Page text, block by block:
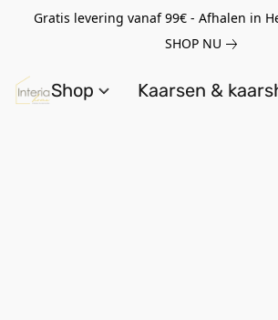
Gratis levering vanaf 99€ - Afhalen in
SHOP NU
Shop Kaarsen &